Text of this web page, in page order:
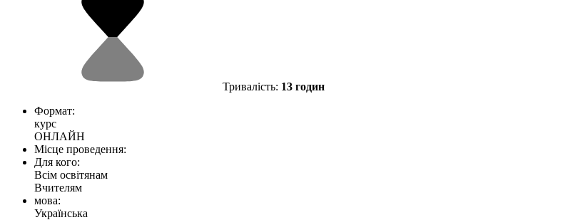
Тривалість: 13 годин
Формат:
курс
ОНЛАЙН
Місце проведення:
Для кого:
Всім освітянам
Вчителям
мова:
Українська